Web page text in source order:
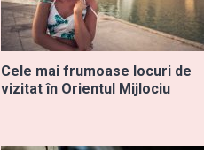
Cele mai frumoase locuri de
vizitat în Orientul Mijlociu